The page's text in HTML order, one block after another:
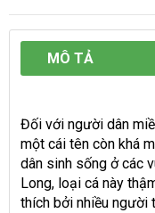
MÔ TẢ
Đối với người dân
một cái tên còn khá
dân sinh sống ở các
Long, loại cá này
thích bởi nhiều người